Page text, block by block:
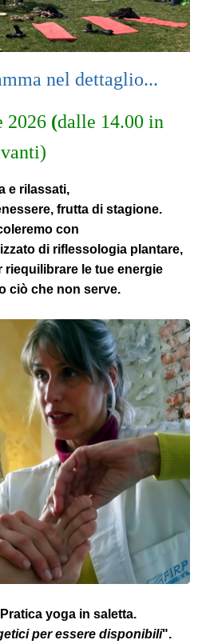
nel dettaglio...
2026(dalle 14.00 in
e rilassati,
frutta di stagione.
con
di riflessologia plantare,
riequilibrare le tue energie
ciò che non serve.
Pratica yoga in saletta.
per essere disponibili".